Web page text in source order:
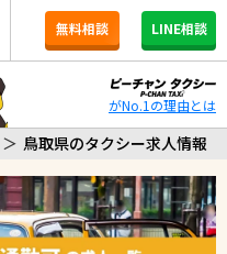
無料相談 LINE相談
がNo.1の理由とは
＞ 鳥取県のタクシー求人情報